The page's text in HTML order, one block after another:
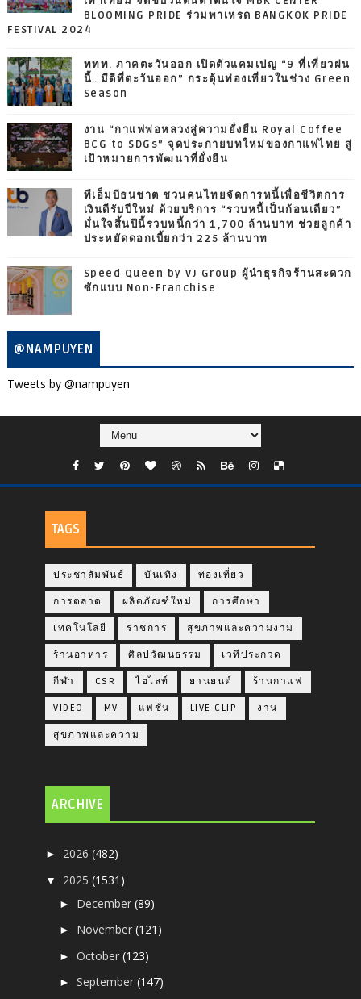
BLOOMING PRIDE ร่วมพาเหรด BANGKOK PRIDE
FESTIVAL 2024
ททท. ภาคตะวันออก เปิดตัวแคมเปญ “9 ที่เที่ยวฝน
นี้…มีดีที่ตะวันออก” กระตุ้นท่องเที่ยวในช่วง Green
Season
งาน “กาแฟพ่อหลวงสู่ความยั่งยืน Royal Coffee
BCG to SDGs” จุดประกายบทใหม่ของกาแฟไทย สู่
เป้าหมายการพัฒนาที่ยั่งยืน
ทีเอ็มบีธนชาต ชวนคนไทยจัดการหนี้เพื่อชีวิตการ
เงินดีรับปีใหม่ ด้วยบริการ “รวบหนี้เป็นก้อนเดียว”
มั่นใจสิ้นปีนี้รวบหนี้กว่า 1,700 ล้านบาท ช่วยลูกค้า
ประหยัดดอกเบี้ยกว่า 225 ล้านบาท
Speed Queen by VJ Group ผู้นำธุรกิจร้านสะดวก
ซักแบบ Non-Franchise
@NAMPUYEN
Tweets by @nampuyen
TAGS
ประชาสัมพันธ์ บันเทิง ท่องเที่ยว
การตลาด ผลิตภัณฑ์ใหม่ การศึกษา
เทคโนโลยี ราชการ สุขภาพและความงาม
ร้านอาหาร ศิลปวัฒนธรรม เวทีประกวด
กีฬา CSR ไฮไลท์ ยานยนต์ ร้านกาแฟ
VIDEO MV แฟชั่น LIVE CLIP งาน
สุขภาพและความ
ARCHIVE
► 2026(482)
▼ 2025(1531)
► December(89)
► November(121)
►October(123)
►September(147)